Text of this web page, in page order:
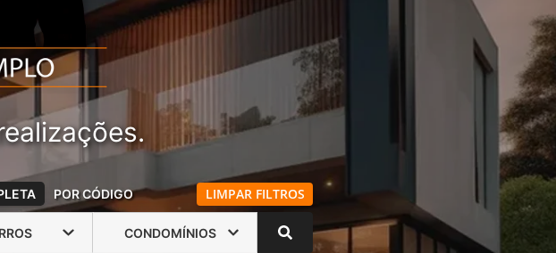
POR CÓDIGO LIMPAR FILTROS
CONDOMÍNIOS